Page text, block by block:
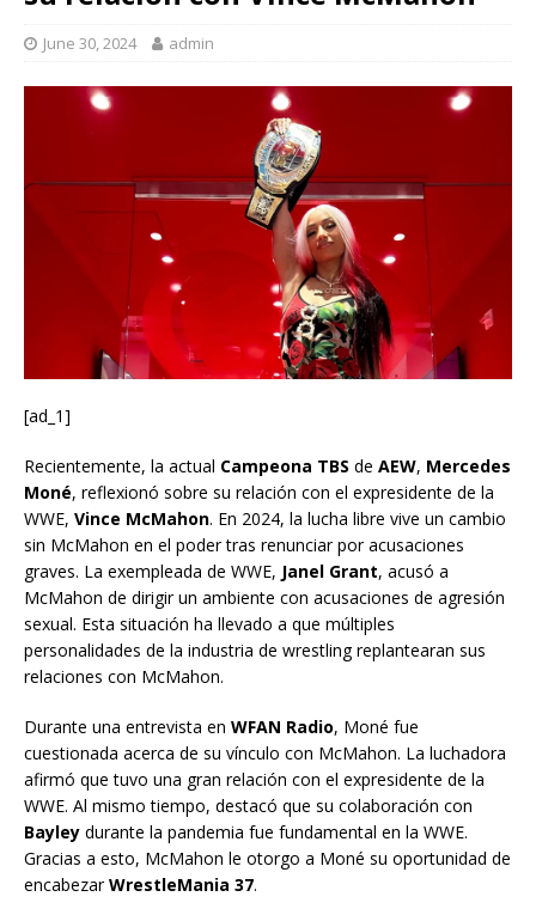
June 30, 2024 admin
[ad_1]
Recientemente, la actual Campeona TBS de AEW, Mercedes
Moné, reflexionó sobre su relación con el expresidente de la
WWE, Vince McMahon. En 2024, la lucha libre vive un cambio
sin McMahon en el poder tras renunciar por acusaciones
graves. La exempleada de WWE, Janel Grant, acusó a
McMahon de dirigir un ambiente con acusaciones de agresión
sexual. Esta situación ha llevado a que múltiples
personalidades de la industria de wrestling replantearan sus
relaciones con McMahon.
Durante una entrevista en WFAN Radio, Moné fue
cuestionada acerca de su vínculo con McMahon. La luchadora
afirmó que tuvo una gran relación con el expresidente de la
WWE. Al mismo tiempo, destacó que su colaboración con
Bayley durante la pandemia fue fundamental en la WWE.
Gracias a esto, McMahon le otorgo a Moné su oportunidad de
encabezarWrestleMania 37.